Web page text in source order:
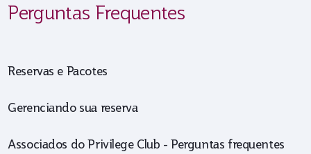
Perguntas Frequentes
Reservas e Pacotes
Gerenciando sua reserva
Associados do Privilege Club - Perguntas frequentes